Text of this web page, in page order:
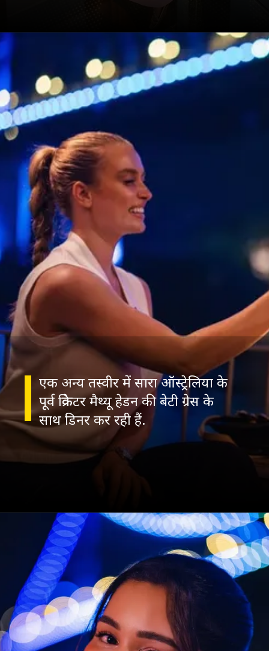
एक अन्य तस्वीर में सारा ऑस्ट्रेलिया के
पूर्व क्रिकेटर मैथ्यू हेडन की बेटी ग्रेस के
साथ डिनर कर रही हैं.